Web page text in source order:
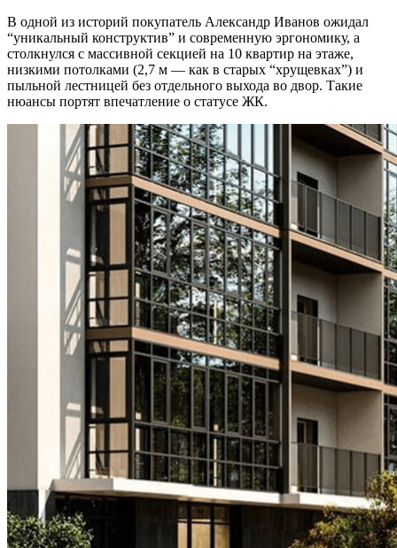
В одной из историй покупатель Александр Иванов ожидал
“уникальный конструктив” и современную эргономику, а
столкнулся с массивной секцией на 10 квартир на этаже,
низкими потолками (2,7 м — как в старых “хрущевках”) и
пыльной лестницей без отдельного выхода во двор. Такие
нюансы портят впечатление о статусе ЖК.